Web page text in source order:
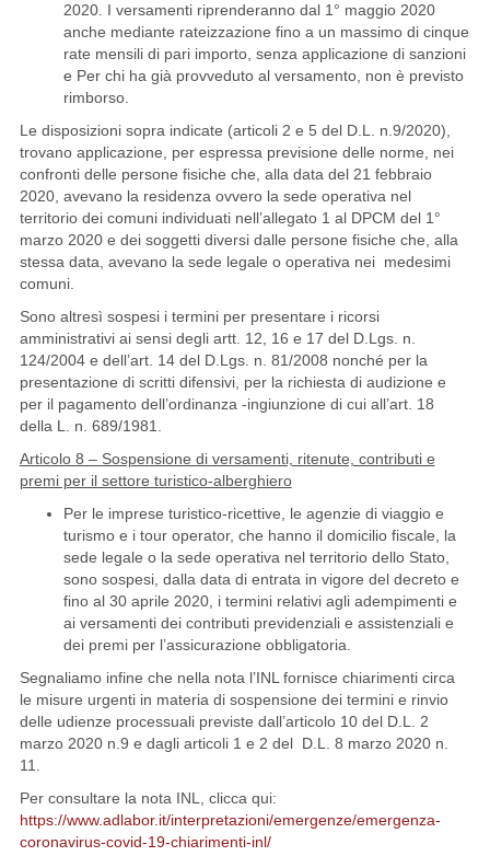
2020. I versamenti riprenderanno dal 1° maggio 2020
anche mediante rateizzazione fino a un massimo di cinque
rate mensili di pari importo, senza applicazione di sanzioni
e Per chi ha già provveduto al versamento, non è previsto
rimborso.
Le disposizioni sopra indicate (articoli 2 e 5 del D.L. n.9/2020),
trovano applicazione, per espressa previsione delle norme, nei
confronti delle persone fisiche che, alla data del 21 febbraio
2020, avevano la residenza ovvero la sede operativa nel
territorio dei comuni individuati nell’allegato 1 al DPCM del 1°
marzo 2020 e dei soggetti diversi dalle persone fisiche che, alla
stessa data, avevano la sede legale o operativa nei medesimi
comuni.
Sono altresì sospesi i termini per presentare i ricorsi
amministrativi ai sensi degli artt. 12, 16 e 17 del D.Lgs. n.
124/2004 e dell’art. 14 del D.Lgs. n. 81/2008 nonché per la
presentazione di scritti difensivi, per la richiesta di audizione e
per il pagamento dell’ordinanza -ingiunzione di cui all’art. 18
della L. n. 689/1981.
Articolo 8 – Sospensione di versamenti, ritenute, contributi e
premi per il settore turistico-alberghiero
Per le imprese turistico-ricettive, le agenzie di viaggio e
turismo e i tour operator, che hanno il domicilio fiscale, la
sede legale o la sede operativa nel territorio dello Stato,
sono sospesi, dalla data di entrata in vigore del decreto e
fino al 30 aprile 2020, i termini relativi agli adempimenti e
ai versamenti dei contributi previdenziali e assistenziali e
dei premi per l’assicurazione obbligatoria.
Segnaliamo infine che nella nota l’INL fornisce chiarimenti circa
le misure urgenti in materia di sospensione dei termini e rinvio
delle udienze processuali previste dall’articolo 10 del D.L. 2
marzo 2020 n.9 e dagli articoli 1 e 2 del D.L. 8 marzo 2020 n.
11.
Per consultare la nota INL, clicca qui:
https://www.adlabor.it/interpretazioni/emergenze/emergenza-
coronavirus-covid-19-chiarimenti-inl/